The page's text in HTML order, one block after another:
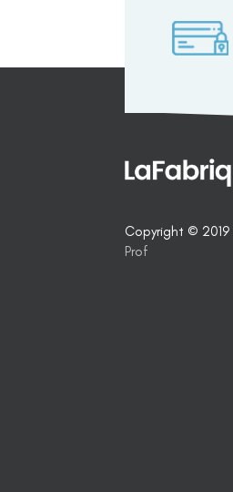
Copyright © 2019
Prof